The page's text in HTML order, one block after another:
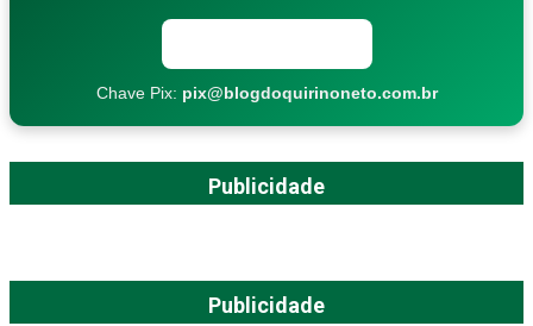
Chave Pix: pix@blogdoquirinoneto.com.br
Publicidade
Publicidade